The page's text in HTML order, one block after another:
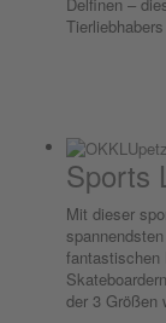
Tierliebhabers
Sports
Mit dieser
fantastischen
der 3 Größen